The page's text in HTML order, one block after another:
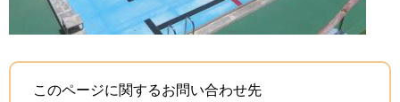
このページに関するお問い合わせ先